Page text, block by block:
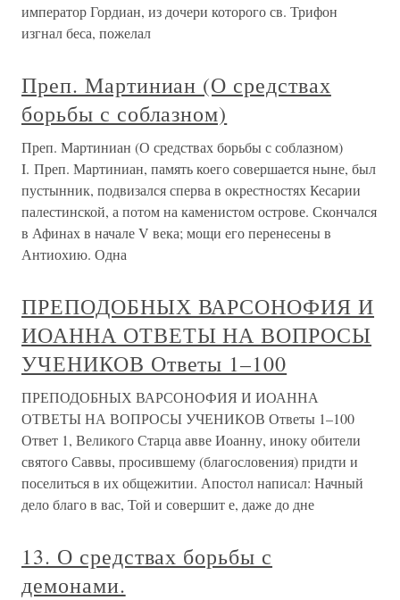
император Гордиан, из дочери которого св. Трифон
изгнал беса, пожелал
Преп. Мартиниан (О средствах
борьбы с соблазном)
Преп. Мартиниан (О средствах борьбы с соблазном)
I. Преп. Мартиниан, память коего совершается ныне, был
пустынник, подвизался сперва в окрестностях Кесарии
палестинской, а потом на каменистом острове. Скончался
в Афинах в начале V века; мощи его перенесены в
Антиохию. Одна
ПРЕПОДОБНЫХ ВАРСОНОФИЯ И
ИОАННА ОТВЕТЫ НА ВОПРОСЫ
УЧЕНИКОВ Ответы 1–100
ПРЕПОДОБНЫХ ВАРСОНОФИЯ И ИОАННА
ОТВЕТЫ НА ВОПРОСЫ УЧЕНИКОВ Ответы 1–100
Ответ 1, Великого Старца авве Иоанну, иноку обители
святого Саввы, просившему (благословения) придти и
поселиться в их общежитии. Апостол написал: Начный
дело благо в вас, Той и совершит е, даже до дне
13. О средствах борьбы с
демонами.